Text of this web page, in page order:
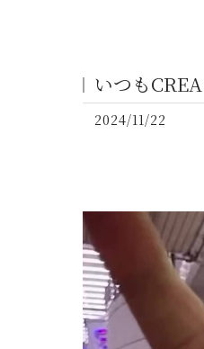
いつも
2024/11/22